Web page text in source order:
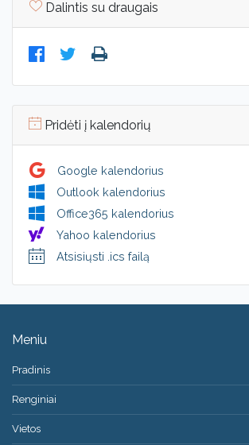
Dalintis su draugais
Pridėti į kalendorių
Google kalendorius
Outlook kalendorius
Office365 kalendorius
Yahoo kalendorius
Atsisiųsti .ics failą
Meniu
Pradinis
Renginiai
Vietos